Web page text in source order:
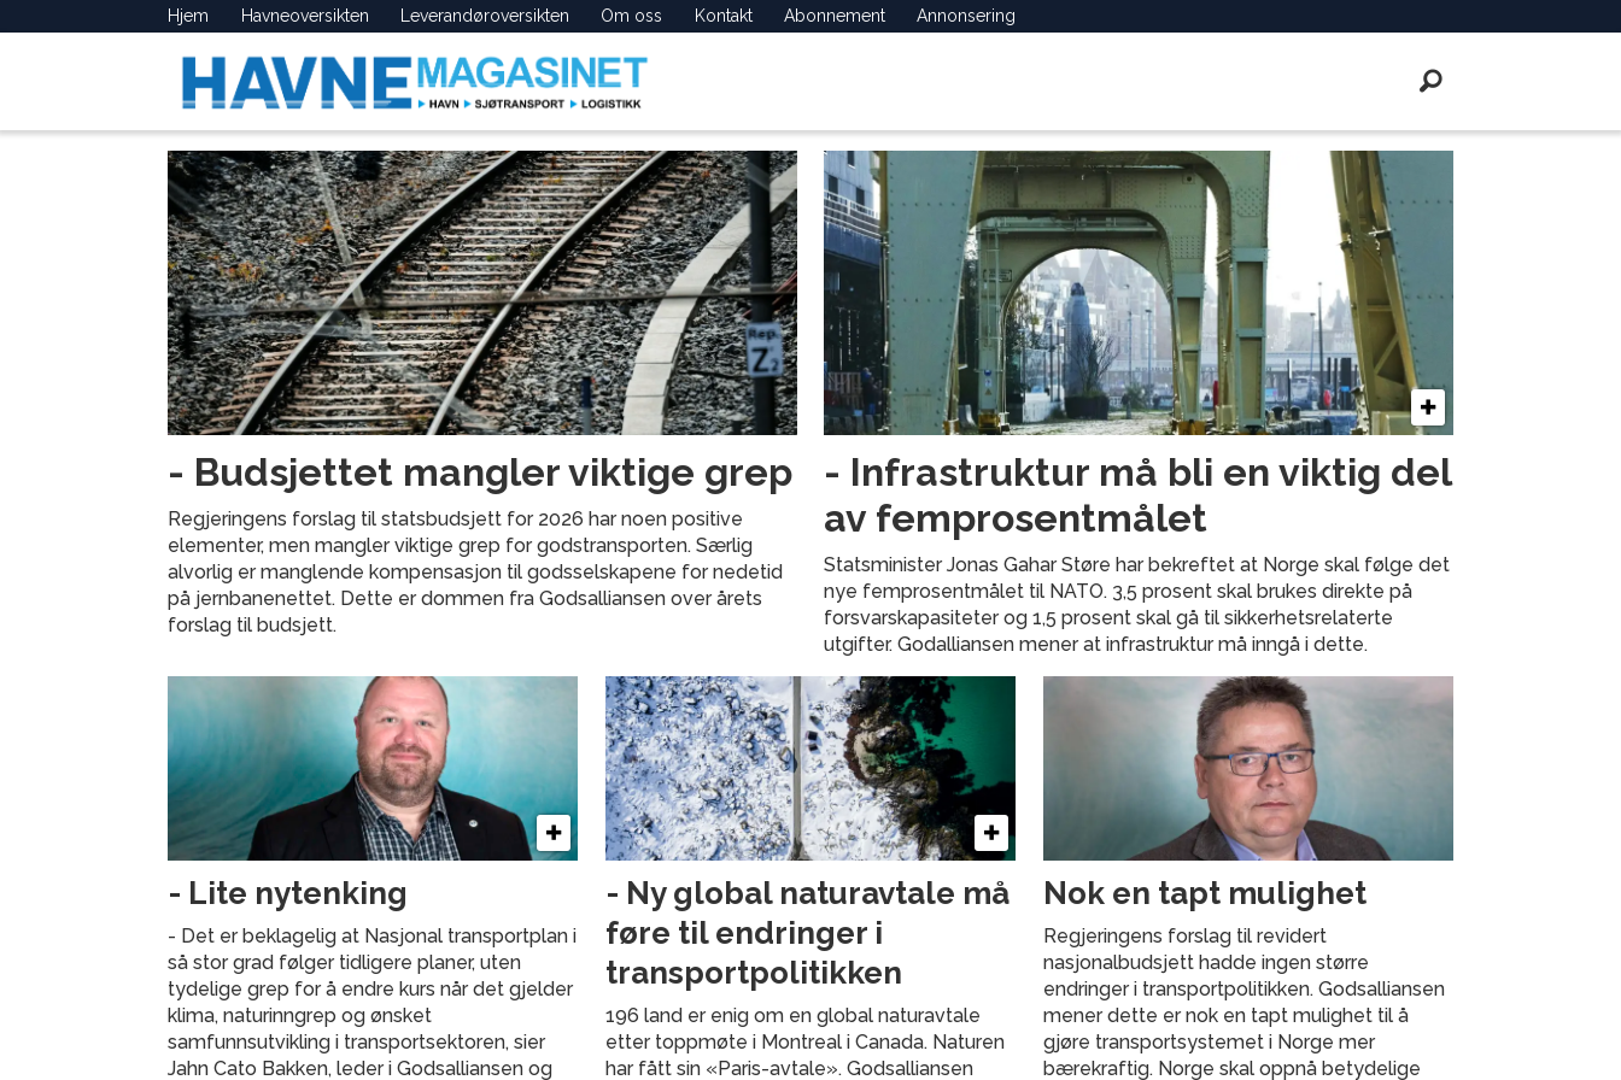
Hjem Havneoversikten Leverandøroversikten Om oss Kontakt Abonnement Annonsering
godsalliansen
- Budsjettet mangler viktige grep
Regjeringens forslag til statsbudsjett for 2026 har noen positive
elementer, men mangler viktige grep for godstransporten. Særlig
alvorlig er manglende kompensasjon til godsselskapene for nedetid
på jernbanenettet. Dette er dommen fra Godsalliansen over årets
forslag til budsjett.
- Infrastruktur må bli en viktig del
av femprosentmålet
Statsminister Jonas Gahar Støre har bekreftet at Norge skal følge det
nye femprosentmålet til NATO. 3,5 prosent skal brukes direkte på
forsvarskapasiteter og 1,5 prosent skal gå til sikkerhetsrelaterte
utgifter. Godalliansen mener at infrastruktur må inngå i dette.
- Lite nytenking
- Det er beklagelig at Nasjonal transportplan i
så stor grad følger tidligere planer, uten
tydelige grep for å endre kurs når det gjelder
klima, naturinngrep og ønsket
samfunnsutvikling i transportsektoren, sier
Jahn Cato Bakken, leder i Godsalliansen og
- Ny global naturavtale må
føre til endringer i
transportpolitikken
196 land er enig om en global naturavtale
etter toppmøte i Montreal i Canada. Naturen
har fått sin «Paris-avtale». Godsalliansen
Nok en tapt mulighet
Regjeringens forslag til revidert
nasjonalbudsjett hadde ingen større
endringer i transportpolitikken. Godsalliansen
mener dette er nok en tapt mulighet til å
gjøre transportsystemet i Norge mer
bærekraftig. Norge skal oppnå betydelige